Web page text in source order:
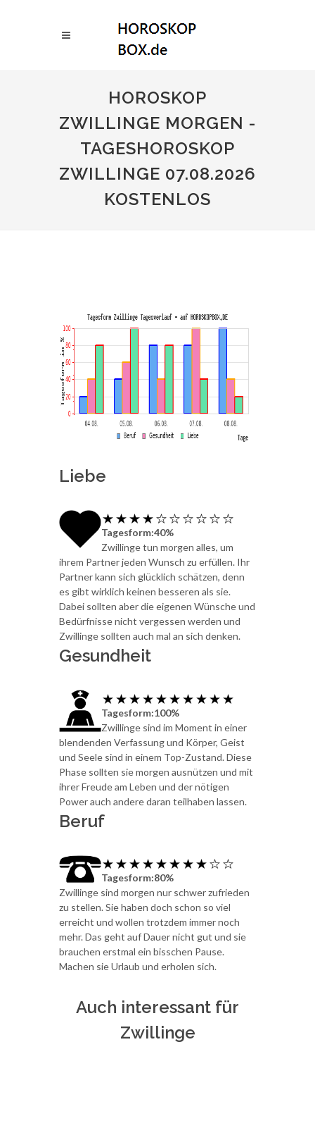
HOROSKOP
ZWILLINGE MORGEN -
TAGESHOROSKOP
ZWILLINGE 07.08.2026
KOSTENLOS
Liebe
Tagesform:40%
Zwillinge tun morgen alles, um
ihrem Partner jeden Wunsch zu erfüllen. Ihr
Partner kann sich glücklich schätzen, denn
es gibt wirklich keinen besseren als sie.
Dabei sollten aber die eigenen Wünsche und
Bedürfnisse nicht vergessen werden und
Zwillinge sollten auch mal an sich denken.
Gesundheit
Tagesform:100%
Zwillinge sind im Moment in einer
blendenden Verfassung und Körper, Geist
und Seele sind in einem Top-Zustand. Diese
Phase sollten sie morgen ausnützen und mit
ihrer Freude am Leben und der nötigen
Power auch andere daran teilhaben lassen.
Beruf
Tagesform:80%
Zwillinge sind morgen nur schwer zufrieden
zu stellen. Sie haben doch schon so viel
erreicht und wollen trotzdem immer noch
mehr. Das geht auf Dauer nicht gut und sie
brauchen erstmal ein bisschen Pause.
Machen sie Urlaub und erholen sich.
Auch interessant für
Zwillinge